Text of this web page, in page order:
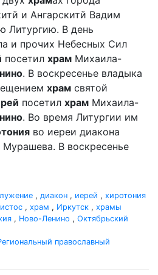
и Ангарскитй Вадим
Литургию. В день
и прочих Небесных Сил
посетил храм Михаила-
. В воскресенье владыка
храм святой
посетил храм Михаила-
. Во время Литургии им
во иереи диакона
В воскресенье
, диакон , иерей , хиротония
, храм , Иркутск , храмы
, Ново-Ленино , Октябрьский
православный